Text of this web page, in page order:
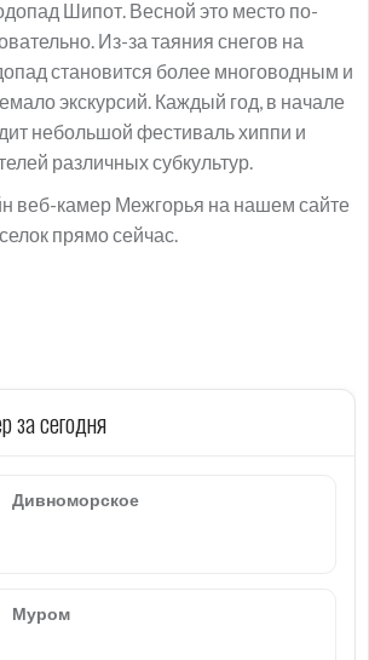
Шипот. Весной это место по-
Из-за таяния снегов на
становится более многоводным и
экскурсий. Каждый год, в начале
небольшой фестиваль хиппи и
различных субкультур.
веб-камер Межгорья на нашем сайте
прямо сейчас.
за сегодня
Дивноморское
Муром